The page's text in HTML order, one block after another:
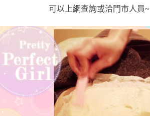
可以上網查詢或洽門市人員~